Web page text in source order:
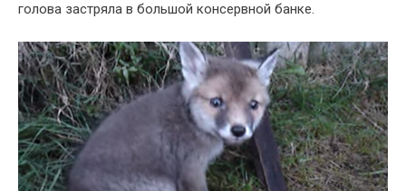
голова застряла в большой консервной банке.